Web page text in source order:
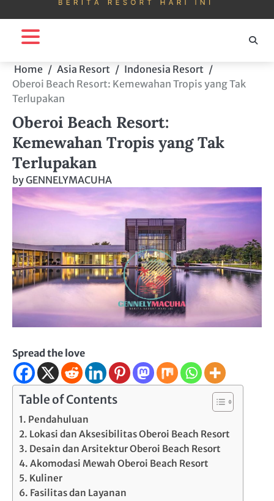
Home Asia Resort
Indonesia Resort
Oberoi Beach Resort: Kemewahan Tropis yang Tak
Terlupakan
Oberoi Beach Resort:
Kemewahan Tropis yang Tak
Terlupakan
byGENNELYMACUHA
Spread the love
Table of Contents
Pendahuluan
Lokasi dan Aksesibilitas Oberoi Beach Resort
Desain dan Arsitektur Oberoi Beach Resort
Akomodasi Mewah Oberoi Beach Resort
Kuliner
Fasilitas dan Layanan